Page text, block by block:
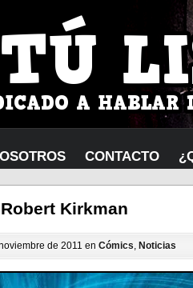
CONTACTO
Kirkman
de 2011 en Cómics, Noticias